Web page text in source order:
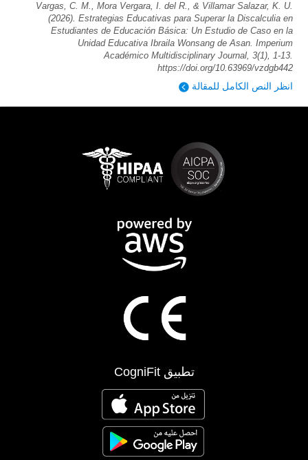
Vargas, C. M., Mora Vergara, I. del R., & Villamar Salazar, K. U.
(2026). Estrategias Educativas para Superar la Discalculia en
Estudiantes de Educación Básica: Un Estudio de Caso en la
Unidad Educativa Ibraila Wonsang de Asan. Imperium
Académico Multidisciplinary Journal, 3(1), 1-13.
https://doi.org/10.63969/vzdgb442
انظر النص الكامل للمقالة
تطبيق CogniFit